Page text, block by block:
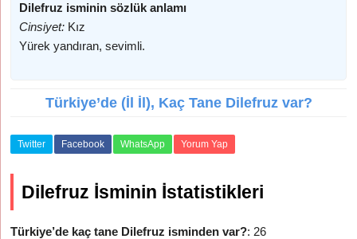
Dilefruz isminin sözlük anlamı
Cinsiyet: Kız
Yürek yandıran, sevimli.
Türkiye’de (İl İl), Kaç Tane Dilefruz var?
Twitter Facebook WhatsApp Yorum Yap
Dilefruz İsminin İstatistikleri
Türkiye’de kaç tane Dilefruz isminden var?: 26